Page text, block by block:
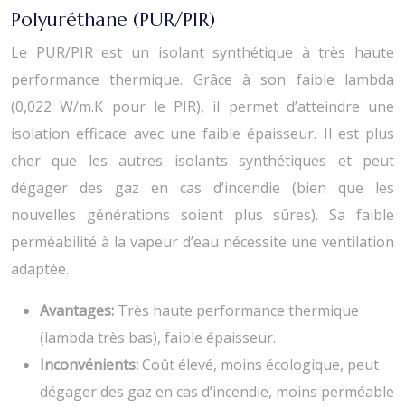
Polyuréthane (PUR/PIR)
Le PUR/PIR est un isolant synthétique à très haute
performance thermique. Grâce à son faible lambda
(0,022 W/m.K pour le PIR), il permet d’atteindre une
isolation efficace avec une faible épaisseur. Il est plus
cher que les autres isolants synthétiques et peut
dégager des gaz en cas d’incendie (bien que les
nouvelles générations soient plus sûres). Sa faible
perméabilité à la vapeur d’eau nécessite une ventilation
adaptée.
Avantages: Très haute performance thermique
(lambda très bas), faible épaisseur.
Inconvénients:Coût élevé, moins écologique, peut
dégager des gaz en cas d’incendie, moins perméable